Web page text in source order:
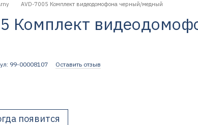
AVD-7005 Комплект видеодомофона черный/медный
Комплект
99-00008107 Оставить отзыв
появится